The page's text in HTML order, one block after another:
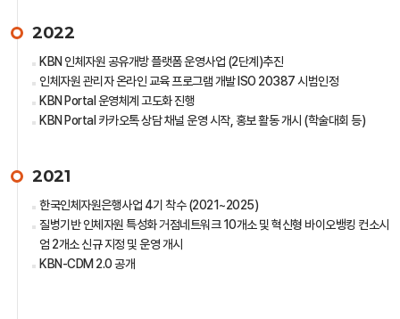
2022
KBN 인체자원 공유개방 플랫폼 운영사업 (2단계)추진
인체자원 관리자 온라인 교육 프로그램 개발 ISO 20387 시범인정
KBN Portal 운영체계 고도화 진행
KBN Portal 카카오톡 상담 채널 운영 시작, 홍보 활동 개시 (학술대회 등)
2021
한국인체자원은행사업 4기 착수 (2021~2025)
질병기반 인체자원 특성화 거점네트워크 10개소 및 혁신형 바이오뱅킹 컨소시
엄 2개소 신규 지정 및 운영 개시
KBN-CDM 2.0 공개